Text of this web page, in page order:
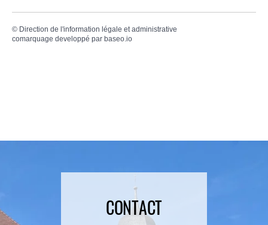
© Direction de l'information légale et administrative
comarquage developpé par baseo.io
CONTACT